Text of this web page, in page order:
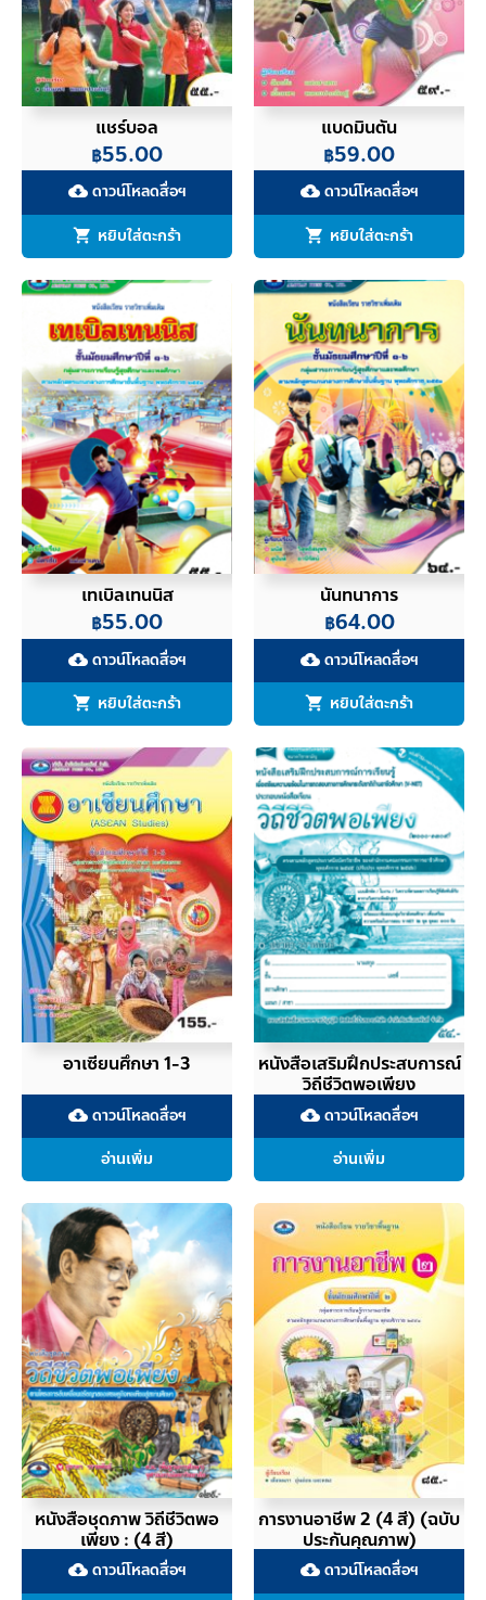
แชร์บอล
฿55.00
cloud_downloadดาวน์โหลดสื่อฯ
หยิบใส่ตะกร้า
แบดมินตัน
฿59.00
cloud_downloadดาวน์โหลดสื่อฯ
หยิบใส่ตะกร้า
เทเบิลเทนนิส
฿55.00
cloud_downloadดาวน์โหลดสื่อฯ
หยิบใส่ตะกร้า
นันทนาการ
฿64.00
cloud_downloadดาวน์โหลดสื่อฯ
หยิบใส่ตะกร้า
อาเซียนศึกษา 1-3
cloud_downloadดาวน์โหลดสื่อฯ
อ่านเพิ่ม
หนังสือเสริมฝึกประสบการณ์
วิถีชีวิตพอเพียง
cloud_downloadดาวน์โหลดสื่อฯ
อ่านเพิ่ม
หนังสือชุดภาพ วิถีชีวิตพอ
เพียง : (4 สี)
cloud_downloadดาวน์โหลดสื่อฯ
การงานอาชีพ 2 (4 สี) (ฉบับ
ประกันคุณภาพ)
cloud_downloadดาวน์โหลดสื่อฯ